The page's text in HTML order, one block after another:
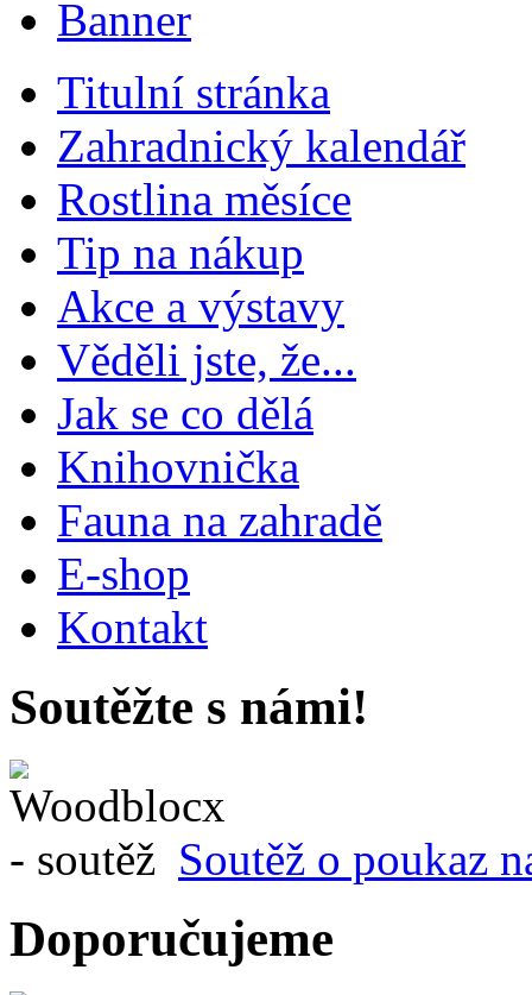
Titulní stránka
Zahradnický kalendář
Rostlina měsíce
Tip na nákup
Akce a výstavy
Věděli jste, že...
Jak se co dělá
Knihovnička
Fauna na zahradě
E-shop
Kontakt
Soutěžte s námi!
Soutěž o poukaz
Doporučujeme